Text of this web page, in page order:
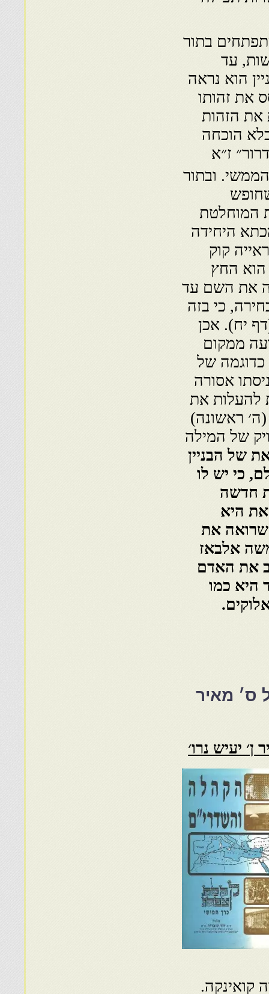
בתור
עד
הוא נראה
את זהותו
את הזהות
הוכחה
ז״א
ובתור
המוחלטת
היחידה
קוק
הוא החץ
את השם עד
כי בזה
יח). אכן
ממקום
כדוגמה של
אסורה
להעלות את
ראשונה)
של המילה
של הבניין
כי יש לו
חדשה
היא
שרואה את
אלבאז
את האדם
היא כמו
ס׳ מאיר
יעיש נרו׳
קואינקה.